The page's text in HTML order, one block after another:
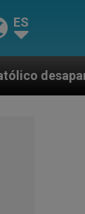
ES
la